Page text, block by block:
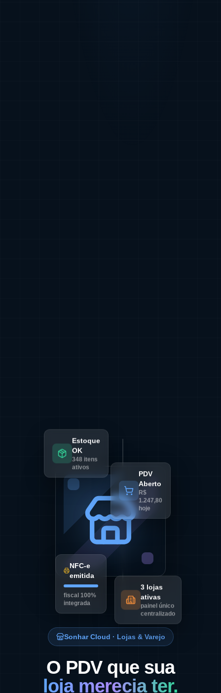
Sonhar Cloud · Lojas & Varejo
O PDV que sua
loja merecia ter.
PDV
Aberto
R$
1.247,80
hoje
Estoque
OK
348 itens
ativos
NFC-e
emitida
fiscal 100%
integrada
3 lojas
ativas
painel único
centralizado